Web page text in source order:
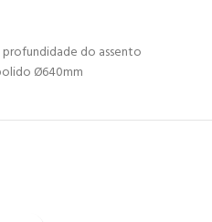
do assento
Ø640mm